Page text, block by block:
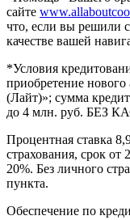
сайте
что, если вы решили
качестве вашей
*Условия
приобретение
(Лайт)»; сумма
до 4 млн. руб. БЕЗ
Процентная ставка
страхования, срок от
20%. Без личного
пункта.
Обеспечение по